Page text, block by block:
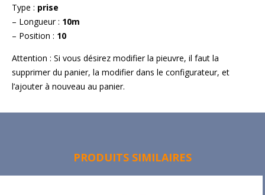
Type : prise
– Longueur : 10m
– Position : 10
Attention : Si vous désirez modifier la pieuvre, il faut la
supprimer du panier, la modifier dans le configurateur, et
l’ajouter à nouveau au panier.
PRODUITS SIMILAIRES